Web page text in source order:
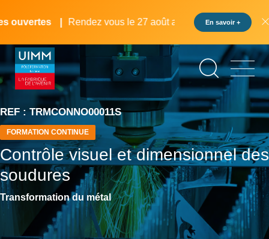
au
principal
Rendez vous le 27 août au pôle formation UIMM
En savoir +
REF : TRMCONNO00011S
FORMATION CONTINUE
Contrôle visuel et dimensionnel des
soudures
Transformation du métal